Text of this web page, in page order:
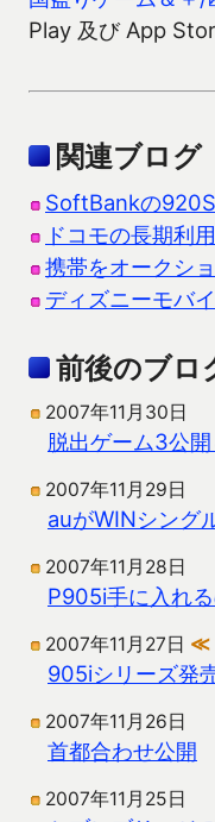
Play 及び App
関連ブログ
SoftBankの
ドコモの長期利
携帯をオークシ
ディズニーモバ
前後のブロ
2007年11月30日
脱出ゲーム3公
2007年11月29日
auがWINシング
2007年11月28日
P905i手に入れる
2007年11月27日 ≪
905iシリーズ発
2007年11月26日
首都合わせ公開
2007年11月25日